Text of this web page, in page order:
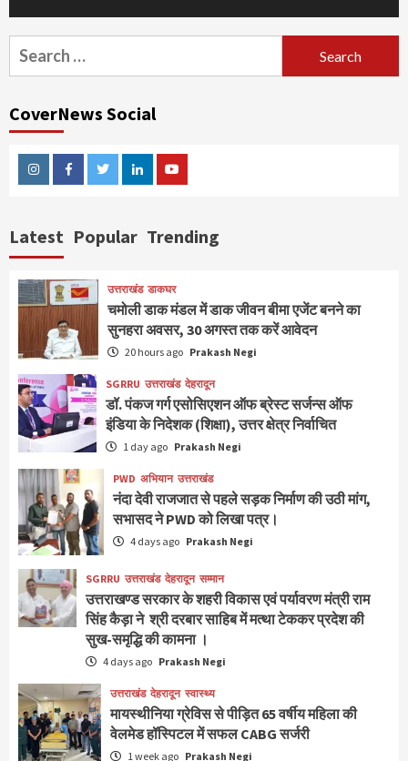
Search
for:
CoverNews Social
InstagramFacebookTwitterLinkedinYoutube
Latest Popular Trending
उत्तराखंड डाकघर
चमोली डाक मंडल में डाक जीवन बीमा एजेंट बनने का
सुनहरा अवसर, 30 अगस्त तक करें आवेदन
20 hours ago Prakash Negi
SGRRU उत्तराखंड देहरादून
डॉ. पंकज गर्ग एसोसिएशन ऑफ ब्रेस्ट सर्जन्स ऑफ
इंडिया के निदेशक (शिक्षा), उत्तर क्षेत्र निर्वाचित
1 day ago Prakash Negi
PWD अभियान उत्तराखंड
नंदा देवी राजजात से पहले सड़क निर्माण की उठी मांग,
सभासद ने PWD को लिखा पत्र।
4 days ago Prakash Negi
SGRRU उत्तराखंड देहरादून सम्मान
उत्तराखण्ड सरकार के शहरी विकास एवं पर्यावरण मंत्री राम
सिंह कैड़ा ने श्री दरबार साहिब में मत्था टेककर प्रदेश की
सुख-समृद्धि की कामना ।
4 days ago Prakash Negi
उत्तराखंड देहरादून स्वास्थ्य
मायस्थीनिया ग्रेविस से पीड़ित 65 वर्षीय महिला की
वेलमेड हॉस्पिटल में सफल CABG सर्जरी
1 week ago Prakash Negi